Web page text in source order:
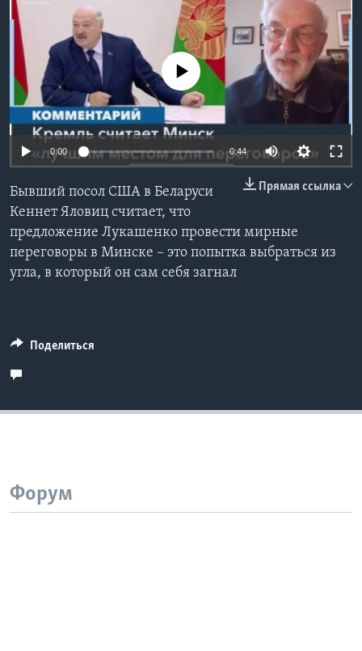
Learning English
СОЦИАЛЬНЫЕ СЕТИ
Языки
480p
No media source currently available
0:00 0:44
480p
720p
Прямая ссылка
Бывший посол США в Беларуси
Кеннет Яловиц считает, что
предложение Лукашенко провести мирные
переговоры в Минске – это попытка выбраться из
угла, в который он сам себя загнал
Поделиться
Форум